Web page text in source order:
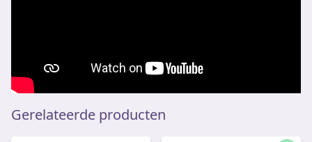
Gerelateerde producten